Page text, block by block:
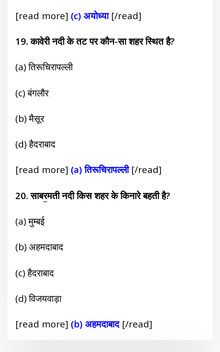
[read more] (c) अयोध्या [/read]
19. कावेरी नदी के तट पर कौन-सा शहर स्थित है?
(a) तिरूचिरापल्ली
(c) बंगलौर
(b) मैसूर
(d) हैदराबाद
[read more] (a) तिरूचिरापल्ली[/read]
20. साबरमती नदी किस शहर के किनारे बहती है?
(a) मुम्बई
(b) अहमदाबाद
(c) हैदराबाद
(d) विजयवाड़ा
[read more] (b) अहमदाबाद[/read]